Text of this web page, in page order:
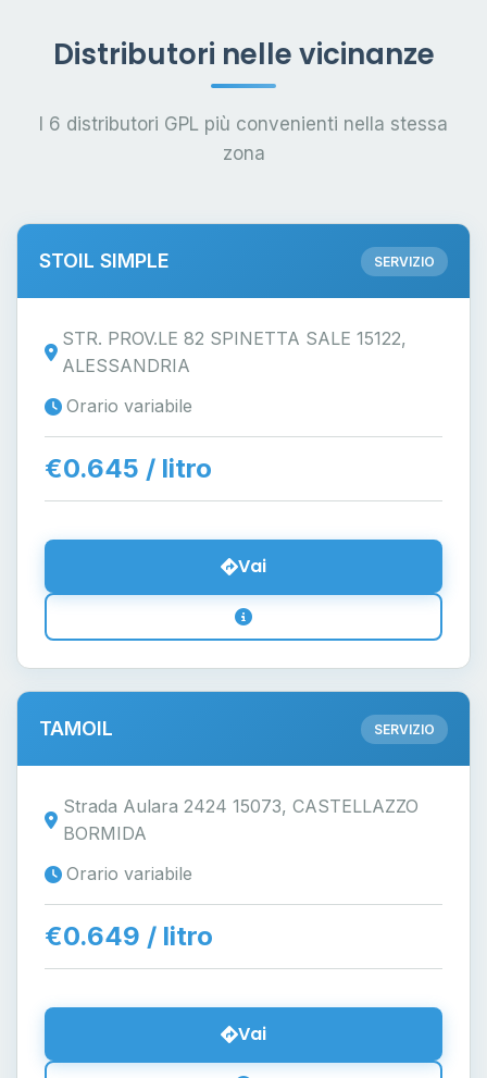
Distributori nelle vicinanze
I 6 distributori GPL più convenienti nella stessa
zona
STOIL SIMPLE SERVIZIO
STR. PROV.LE 82 SPINETTA SALE 15122,
ALESSANDRIA
Orario variabile
€0.645 / litro
Vai
TAMOIL SERVIZIO
Strada Aulara 2424 15073, CASTELLAZZO
BORMIDA
Orario variabile
€0.649 / litro
Vai